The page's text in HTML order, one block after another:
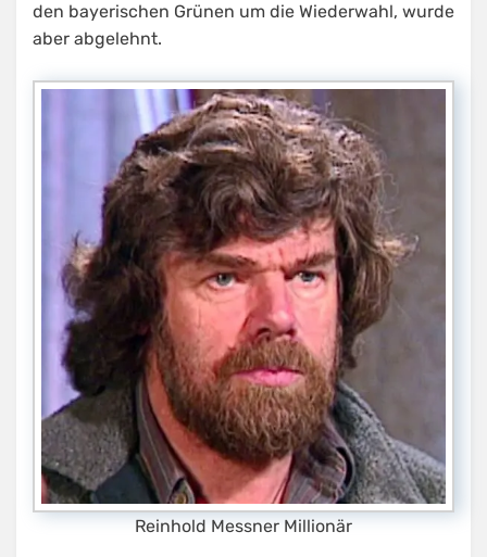
den bayerischen Grünen um die Wiederwahl, wurde
aber abgelehnt.
Reinhold Messner Millionär